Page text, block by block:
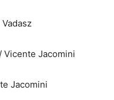
Vicente Jacomini
Jacomini